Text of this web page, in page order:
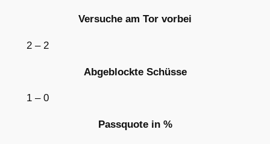
Versuche am Tor vorbei
2 – 2
Abgeblockte Schüsse
1 – 0
Passquote in %